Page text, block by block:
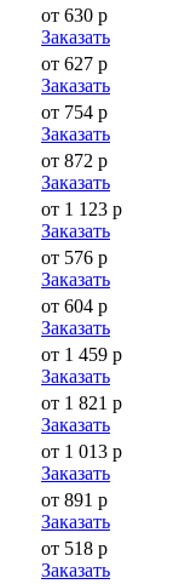
от 630 р
Заказать
от 627 р
Заказать
от 754 р
Заказать
от 872 р
Заказать
от 1 123 р
Заказать
от 576 р
Заказать
от 604 р
Заказать
от 1 459 р
Заказать
от 1 821 р
Заказать
от 1 013 р
Заказать
от 891 р
Заказать
от 518 р
Заказать